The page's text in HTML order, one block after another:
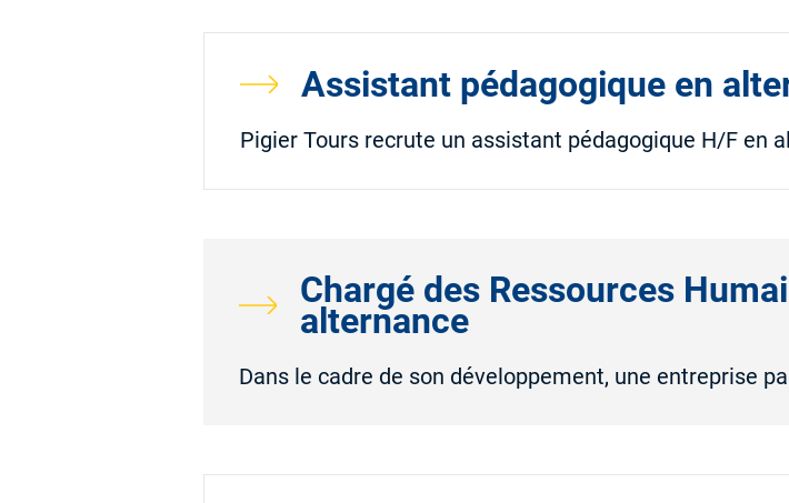
Assistant pédagogique en
Pigier Tours recrute un assistant pédagogique H/F en
Chargé des Ressources
alternance
Dans le cadre de son développement, une entreprise